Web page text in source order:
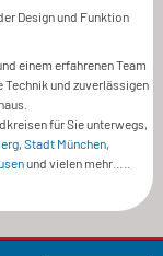
Design und Funktion
einem erfahrenen Team
und zuverlässigen
für Sie unterwegs,
, Stadt München,
und vielen mehr…..